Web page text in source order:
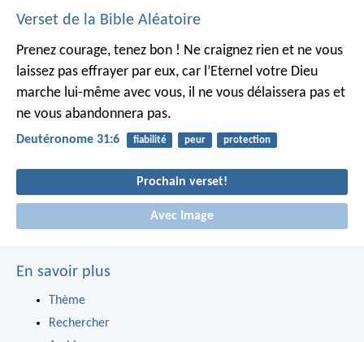
Verset de la Bible Aléatoire
Prenez courage, tenez bon ! Ne craignez rien et ne vous
laissez pas effrayer par eux, car l’Eternel votre Dieu
marche lui-même avec vous, il ne vous délaissera pas et
ne vous abandonnera pas.
Deutéronome 31:6 fiabilité peur protection
Prochain verset!
Avec Image
En savoir plus
Thème
Rechercher